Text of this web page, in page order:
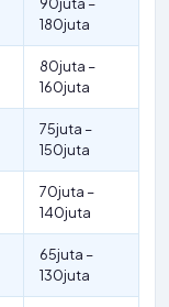
180juta
80juta –
160juta
75juta –
150juta
70juta –
140juta
65juta –
130juta